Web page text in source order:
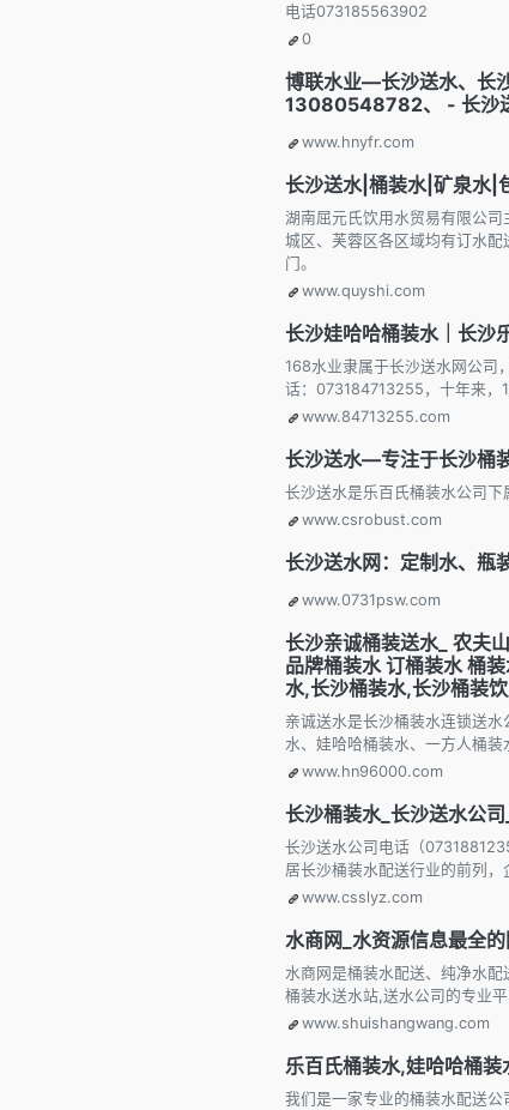
电话073185563902
0
博联水业—长沙送水、长
13080548782、 - 长沙
www.hnyfr.com
长沙送水|桶装水|矿泉水|
湖南屈元氏饮用水贸易有限公
城区、芙蓉区各区域均有订水
门。
www.quyshi.com
长沙娃哈哈桶装水｜长
168水业隶属于长沙送水网公司
话：073184713255，十年来，
www.84713255.com
长沙送水—专注于长沙桶
长沙送水是乐百氏桶装水公司
www.csrobust.com
长沙送水网：定制水、瓶
www.0731psw.com
长沙亲诚桶装送水_ 农夫
品牌桶装水 订桶装水 桶
水,长沙桶装水,长沙桶装
亲诚送水是长沙桶装水连锁送
水、娃哈哈桶装水、一方人桶
www.hn96000.com
长沙桶装水_长沙送水公
长沙送水公司电话（
居长沙桶装水配送行业的前列
www.csslyz.com
水商网_水资源信息最全的
水商网是桶装水配送、纯净水
桶装水送水站,送水公司的专业平
www.shuishangwang.com
乐百氏桶装水,娃哈哈桶
我们是一家专业的桶装水配送公